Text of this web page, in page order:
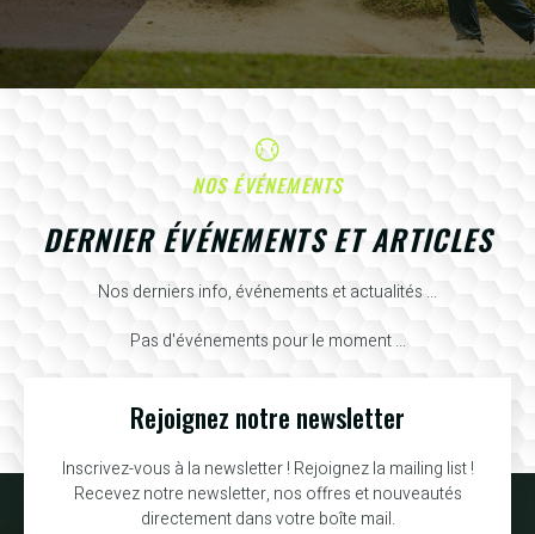
NOS ÉVÉNEMENTS
DERNIER ÉVÉNEMENTS ET ARTICLES
Nos derniers info, événements et actualités ...
Pas d'événements pour le moment ...
Rejoignez notre newsletter
Inscrivez-vous à la newsletter ! Rejoignez la mailing list !
Recevez notre newsletter, nos offres et nouveautés
directement dans votre boîte mail.